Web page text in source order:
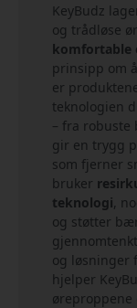
KeyBudz
og trådløse
komfortable
prinsipp om
er
teknologien
– fra robuste
gir en trygg
som fjerner
bruker
teknologi,
og støtter
og løsninger
hjelper
øreproppene